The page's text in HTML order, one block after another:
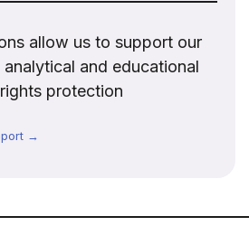
allow us to support our
and educational
protection
→